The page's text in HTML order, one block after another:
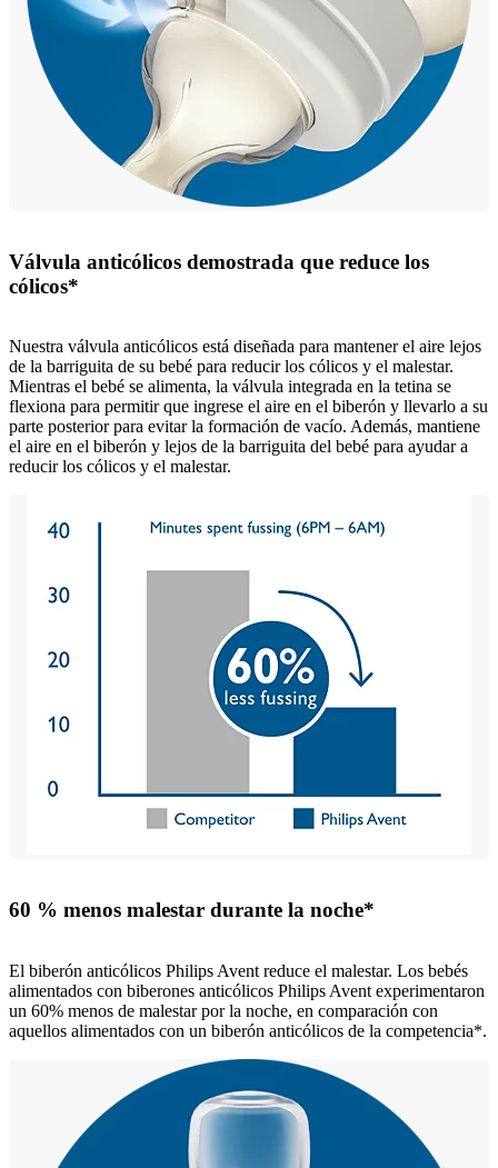
Válvula anticólicos demostrada que reduce los
cólicos*
Nuestra válvula anticólicos está diseñada para mantener el aire lejos
de la barriguita de su bebé para reducir los cólicos y el malestar.
Mientras el bebé se alimenta, la válvula integrada en la tetina se
flexiona para permitir que ingrese el aire en el biberón y llevarlo a su
parte posterior para evitar la formación de vacío. Además, mantiene
el aire en el biberón y lejos de la barriguita del bebé para ayudar a
reducir los cólicos y el malestar.
60 % menos malestar durante la noche*
El biberón anticólicos Philips Avent reduce el malestar. Los bebés
alimentados con biberones anticólicos Philips Avent experimentaron
un 60% menos de malestar por la noche, en comparación con
aquellos alimentados con un biberón anticólicos de la competencia*.